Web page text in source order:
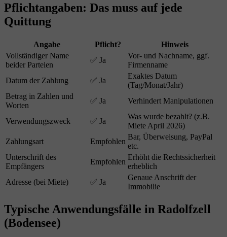
Pflichtangaben: Das muss auf jede
Quittung
Angabe Pflicht?
Hinweis
Vollständiger Name
beider Parteien
✅ Ja
Vor- und Nachname, ggf.
Firmenname
Datum der Zahlung
✅ Ja
Exaktes Datum
(Tag/Monat/Jahr)
Betrag in Zahlen und
Worten
✅ Ja Verhindert Manipulationen
Verwendungszweck ✅ Ja
Was wurde bezahlt? (z.B.
Miete April 2026)
Zahlungsart
Empfohlen
Bar, Überweisung, PayPal
etc.
Unterschrift des
Empfängers
Empfohlen
Erhöht die Rechtssicherheit
erheblich
Adresse (bei Miete)
✅ Ja
Genaue Anschrift der
Immobilie
Typische Anwendungsfälle in Radolfzell
(Bodensee)